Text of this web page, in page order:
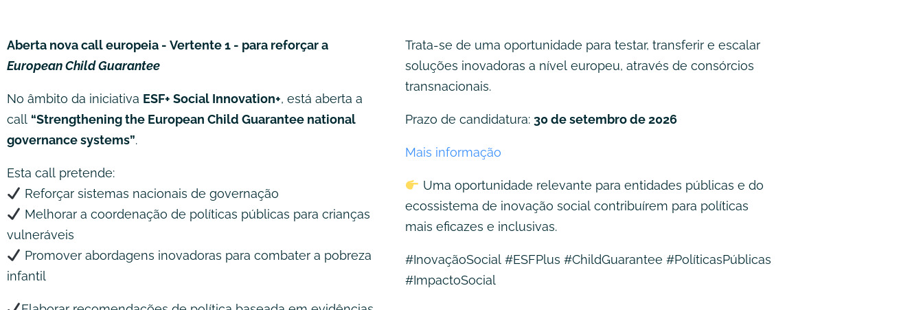
Aberta nova call europeia - Vertente 1 - para reforçar a
European Child Guarantee
No âmbito da iniciativa ESF+ Social Innovation+, está aberta a
call “Strengthening the European Child Guarantee national
governance systems”.
Esta call pretende:
Reforçar sistemas nacionais de governação
Melhorar a coordenação de políticas públicas para crianças
vulneráveis
Promover abordagens inovadoras para combater a pobreza
infantil
Trata-se de uma oportunidade para testar, transferir e escalar
soluções inovadoras a nível europeu, através de consórcios
transnacionais.
Prazo de candidatura: 30 de setembro de 2026
Mais informação
Uma oportunidade relevante para entidades públicas e do
ecossistema de inovação social contribuírem para políticas
mais eficazes e inclusivas.
#InovaçãoSocial #ESFPlus #ChildGuarantee #PolíticasPúblicas
#ImpactoSocial